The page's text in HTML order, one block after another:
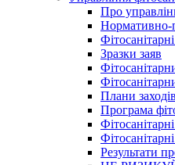
Про
Нормативно-
Зразки заяв
Плани
Програма
Результати